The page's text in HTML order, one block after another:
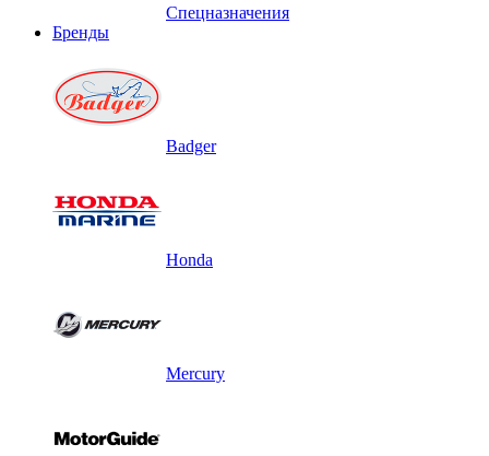
Спецназначения
Бренды
Badger
Honda
Mercury